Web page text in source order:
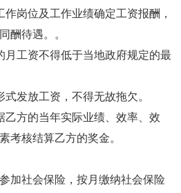
岗位及工作业绩确定工资报酬，
酬待遇。。
月工资不得低于当地政府规定的最
发放工资，不得无故拖欠。
乙方的当年实际业绩、效率、效
考核结算乙方的奖金。
加社会保险，按月缴纳社会保险